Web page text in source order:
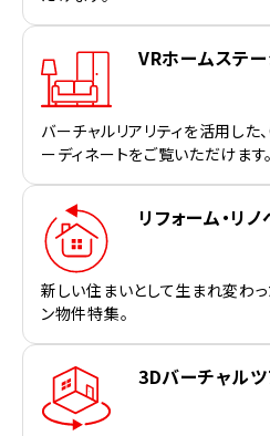
VRホームステ
バーチャルリアリティを活用した
ーディネートをご覧いただけます。
リフォーム・リ
新しい住まいとして生まれ変わっ
ン物件特集。
3Dバーチャルツ